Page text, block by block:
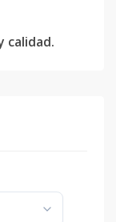
calidad.